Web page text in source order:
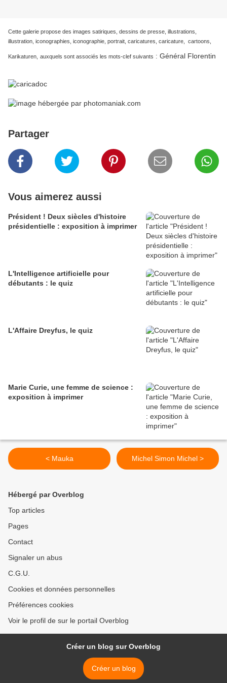
Cette galerie propose des images satiriques, dessins de presse, illustrations,
illustration, iconographies, iconographie, portrait, caricatures, caricature, cartoons,
Karikaturen, auxquels sont associés les mots-clef suivants : Général Florentin
Partager
Vous aimerez aussi
Président ! Deux siècles d'histoire
présidentielle : exposition à imprimer
L'Intelligence artificielle pour
débutants : le quiz
L'Affaire Dreyfus, le quiz
Marie Curie, une femme de science :
exposition à imprimer
< Mauka Michel Simon Michel >
Hébergé par Overblog
Top articles
Pages
Contact
Signaler un abus
C.G.U.
Cookies et données personnelles
Préférences cookies
Voir le profil de sur le portail Overblog
Créer un blog sur Overblog
Créer un blog